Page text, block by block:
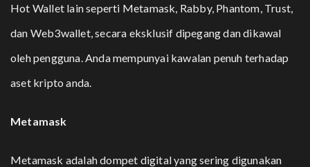
Hot Wallet lain seperti Metamask, Rabby, Phantom, Trust,
dan Web3wallet,secara eksklusif dipegang dan dikawal
oleh pengguna. Anda mempunyai kawalan penuh terhadap
aset kripto anda.
Metamask
Metamask adalah dompet digital yang sering digunakan